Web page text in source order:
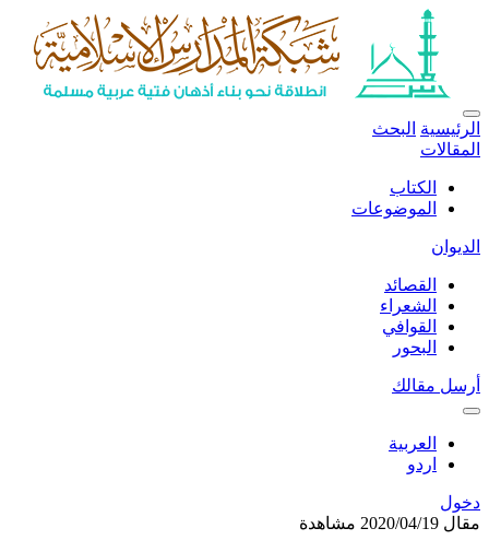
الرئيسية البحث
المقالات
الكتاب
الموضوعات
الديوان
القصائد
الشعراء
القوافي
البحور
أرسل مقالك
العربية
اردو
دخول
مقال 2020/04/19 مشاهدة